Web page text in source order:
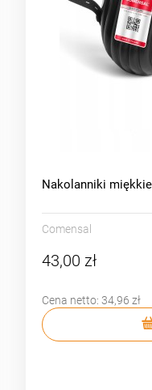
Nakolanniki
Comensal
43,00 zł
Cena netto: 34,96 zł